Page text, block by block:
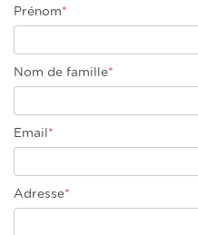
Prénom*
Nom de famille*
Email *
Adresse*